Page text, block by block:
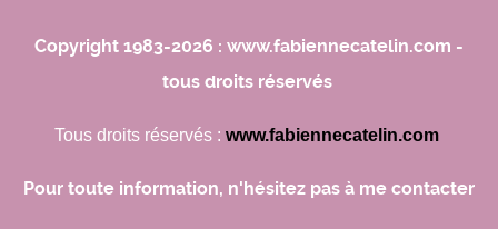
Copyright 1983-2026 : www.fabiennecatelin.com -
tous droits réservés
Tous droits réservés : www.fabiennecatelin.com
Pour toute information, n'hésitez pas à me contacter